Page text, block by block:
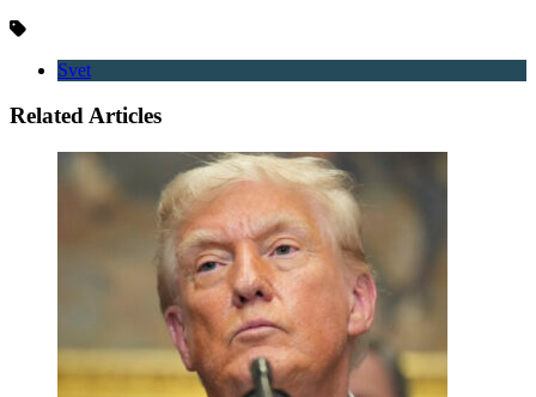
Svet
Related Articles